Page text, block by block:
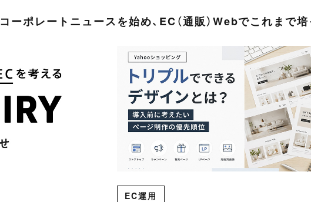
コーポレートニュースを始め、EC（通販）Webでこれまで
EC運用